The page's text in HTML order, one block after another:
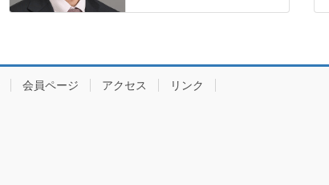
会員ページ アクセス リンク